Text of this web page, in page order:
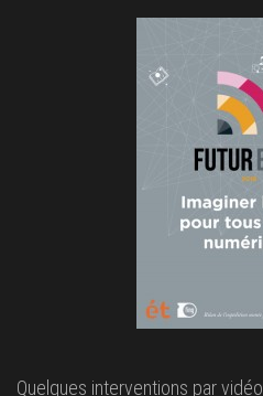
Quelques interventions par vidéo